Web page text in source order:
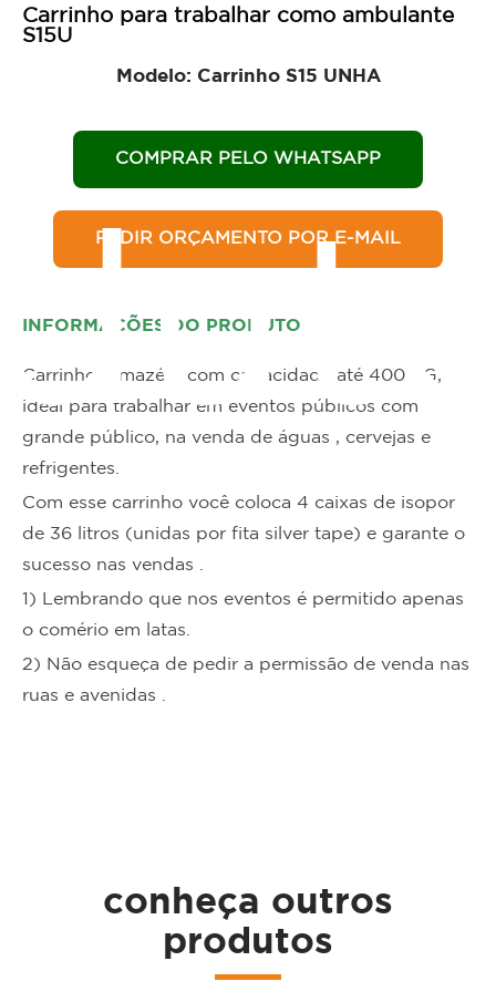
Carrinho para trabalhar como ambulante
S15U
Modelo: Carrinho S15 UNHA
COMPRAR PELO WHATSAPP
PEDIR ORÇAMENTO POR E-MAIL
INFORMAÇÕES DO PRODUTO
Carrinho armazém com capacidade até 400 KG,
ideal para trabalhar em eventos públicos com
grande público, na venda de águas , cervejas e
refrigentes.
Com esse carrinho você coloca 4 caixas de isopor
de 36 litros (unidas por fita silver tape) e garante o
sucesso nas vendas .
1) Lembrando que nos eventos é permitido apenas
o comério em latas.
2) Não esqueça de pedir a permissão de venda nas
ruas e avenidas .
conheça outros
produtos